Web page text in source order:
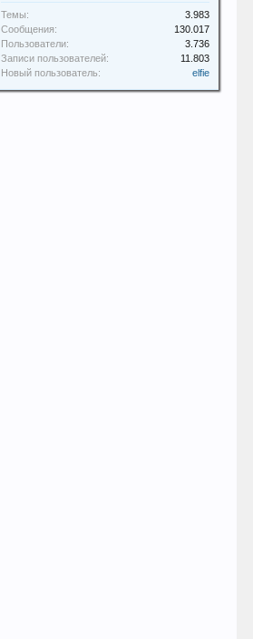
Темы:
3.983
Сообщения:
130.017
Пользователи:
3.736
Записи пользователей:
11.803
Новый пользователь:
elfie